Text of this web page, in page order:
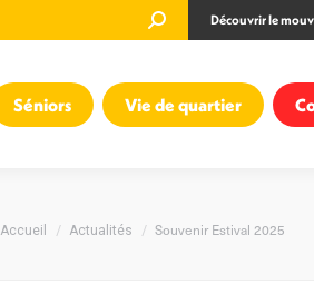
Recherche
:
Découvrir le
Séniors Vie de quartier
Accueil Actualités Souvenir Estival 2025